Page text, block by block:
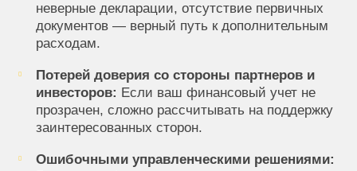
неверные декларации, отсутствие первичных
документов — верный путь к дополнительным
расходам.
Потерей доверия со стороны партнеров и
инвесторов: Если ваш финансовый учет не
прозрачен, сложно рассчитывать на поддержку
заинтересованных сторон.
Ошибочными управленческими решениями: